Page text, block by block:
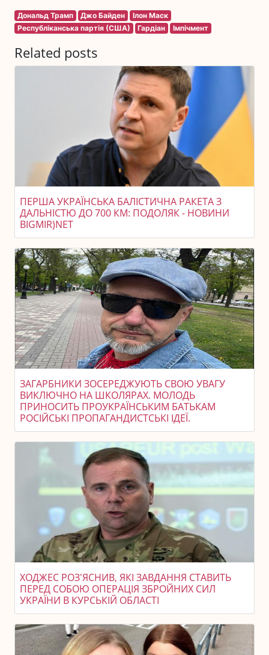
Дональд Трамп Джо Байден
Ілон Маск
Республіканська партія (США)
Гардіан Імпічмент
Related posts
ПЕРША УКРАЇНСЬКА БАЛІСТИЧНА РАКЕТА З
ДАЛЬНІСТЮ ДО 700 КМ: ПОДОЛЯК - НОВИНИ
BIGMIR)NET
ЗАГАРБНИКИ ЗОСЕРЕДЖУЮТЬ СВОЮ УВАГУ
ВИКЛЮЧНО НА ШКОЛЯРАХ. МОЛОДЬ
ПРИНОСИТЬ ПРОУКРАЇНСЬКИМ БАТЬКАМ
РОСІЙСЬКІ ПРОПАГАНДИСТСЬКІ ІДЕЇ.
ХОДЖЕС РОЗ'ЯСНИВ, ЯКІ ЗАВДАННЯ СТАВИТЬ
ПЕРЕД СОБОЮ ОПЕРАЦІЯ ЗБРОЙНИХ СИЛ
УКРАЇНИ В КУРСЬКІЙ ОБЛАСТІ